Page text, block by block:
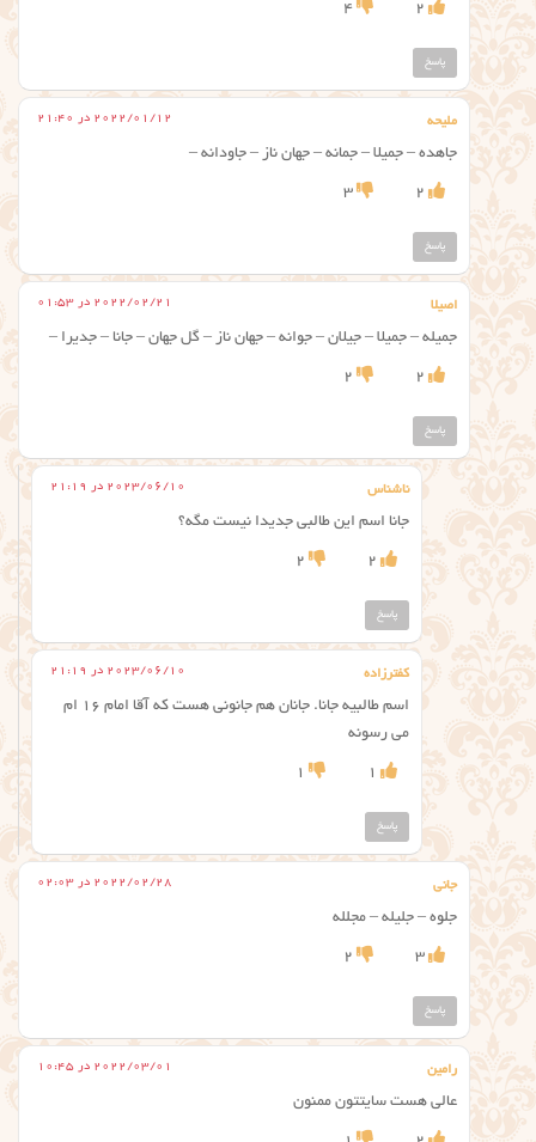
2
4
پاسخ
ملیحه 2022/01/12 در 21:40
جاهده – جمیلا – جمانه – جهان ناز – جاودانه –
2
3
پاسخ
اصیلا 2022/02/21 در 01:53
جمیله – جمیلا – جیلان – جوانه – جهان ناز – گل جهان – جانا – جدیرا –
2
2
پاسخ
ناشناس 2023/06/10 در 21:19
جانا اسم این طالبی جدیدا نیست مگه؟
2
2
پاسخ
کفترزاده 2023/06/10 در 21:19
اسم طالبیه جانا. جانان هم جانونی هست که آقا امام ۱۶ ام
می رسونه
1
1
پاسخ
جانی 2022/02/28 در 02:03
جلوه – جلیله – مجلله
3
2
پاسخ
رامین 2022/03/01 در 10:45
عالی ‌هست سایتتون ممنون